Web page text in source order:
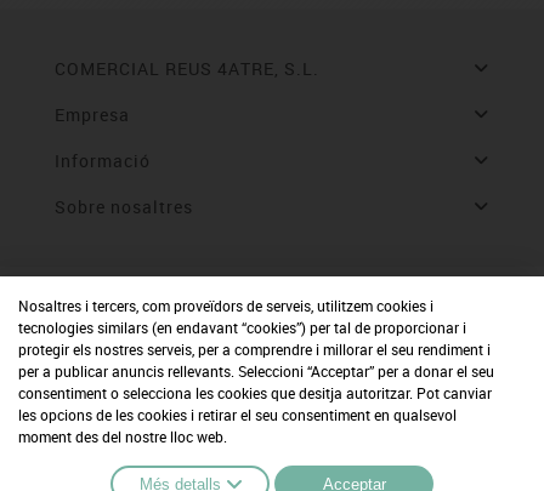
COMERCIAL REUS 4ATRE, S.L.
Empresa
Informació
Sobre nosaltres
Nosaltres i tercers, com proveïdors de serveis, utilitzem cookies i
tecnologies similars (en endavant “cookies”) per tal de proporcionar i
protegir els nostres serveis, per a comprendre i millorar el seu rendiment i
per a publicar anuncis rellevants. Seleccioni “Acceptar” per a donar el seu
consentiment o selecciona les cookies que desitja autoritzar. Pot canviar
les opcions de les cookies i retirar el seu consentiment en qualsevol
moment des del nostre lloc web.
Més detalls Acceptar